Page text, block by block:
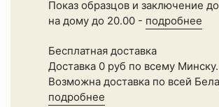
Показ образцов и заключение
на дому до 20.00 - подробнее
Бесплатная доставка
Доставка 0 руб по всему Минску.
Возможна доставка по всей
подробнее